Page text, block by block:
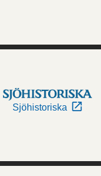
Sjöhistoriska